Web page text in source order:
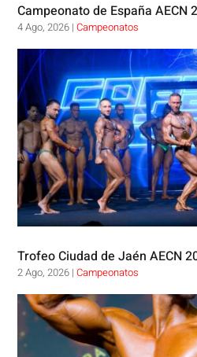
Campeonato de España AECN
4 Ago, 2026 |Campeonatos
Trofeo Ciudad de Jaén AECN
2 Ago, 2026 |Campeonatos